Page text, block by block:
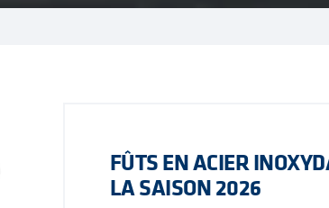
FÛTS EN ACIER
LA SAISON 2026